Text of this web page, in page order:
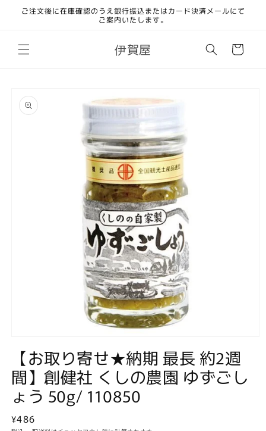
ンツに
ご注文後に在庫確認のうえ銀行振込またはカード決済メールにて
ご案内いたします。
伊賀屋
ー
報にス
キップ
ル
で
メ
デ
ィ
【お取り寄せ★納期 最長 約2週
間】創健社 くしの農園 ゆずごし
ょう 50g/ 110850
通
¥486